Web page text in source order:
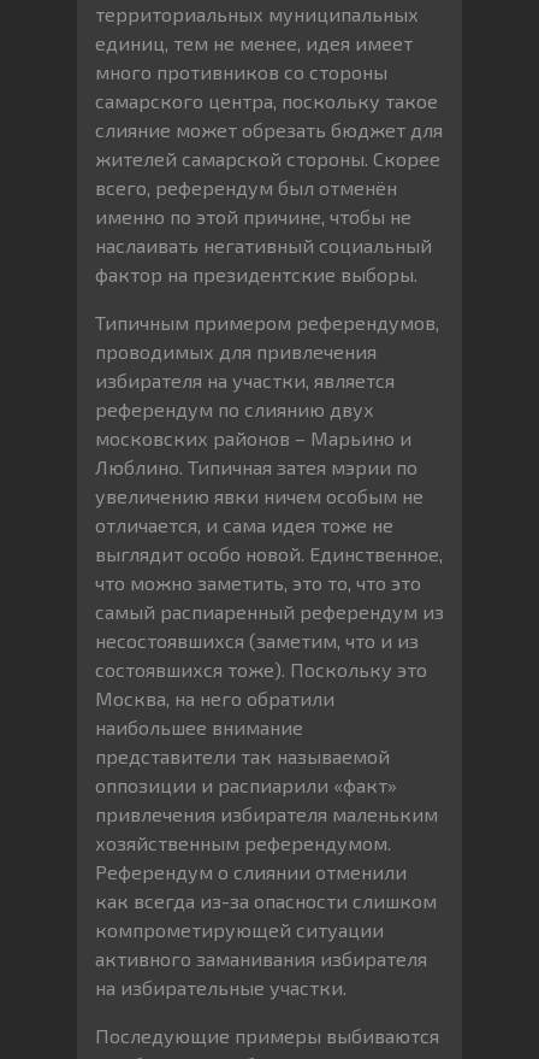
территориальных муниципальных
единиц, тем не менее, идея имеет
много противников со стороны
самарского центра, поскольку такое
слияние может обрезать бюджет для
жителей самарской стороны. Скорее
всего, референдум был отменён
именно по этой причине, чтобы не
наслаивать негативный социальный
фактор на президентские выборы.
Типичным примером референдумов,
проводимых для привлечения
избирателя на участки, является
референдум по слиянию двух
московских районов – Марьино и
Люблино. Типичная затея мэрии по
увеличению явки ничем особым не
отличается, и сама идея тоже не
выглядит особо новой. Единственное,
что можно заметить, это то, что это
самый распиаренный референдум из
несостоявшихся (заметим, что и из
состоявшихся тоже). Поскольку это
Москва, на него обратили
наибольшее внимание
представители так называемой
оппозиции и распиарили «факт»
привлечения избирателя маленьким
хозяйственным референдумом.
Референдум о слиянии отменили
как всегда из-за опасности слишком
компрометирующей ситуации
активного заманивания избирателя
на избирательные участки.
Последующие примеры выбиваются